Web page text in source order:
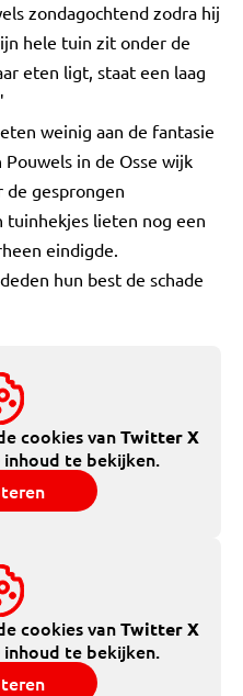
zondagochtend zodra hij
hele tuin zit onder de
eten ligt, staat een laag
weinig aan de fantasie
in de Osse wijk
de gesprongen
lieten nog een
eindigde.
hun best de schade
cookies vanTwitter X
te bekijken.
cookies vanTwitter X
te bekijken.